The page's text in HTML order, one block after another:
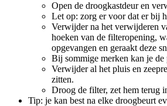
Open de droogkastdeur en
Let op: zorg er voor dat er bij
Verwijder na het verwijderen
hoeken van de filteropening,
opgevangen en geraakt deze
Bij sommige merken kan je
Verwijder al het pluis en
zitten.
Droog de filter, zet hem terug
Tip: je kan best na elke droogbeurt